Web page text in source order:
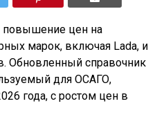
повышение цен на
марок, включая Lada, и
Обновленный справочник
для ОСАГО,
года, с ростом цен в